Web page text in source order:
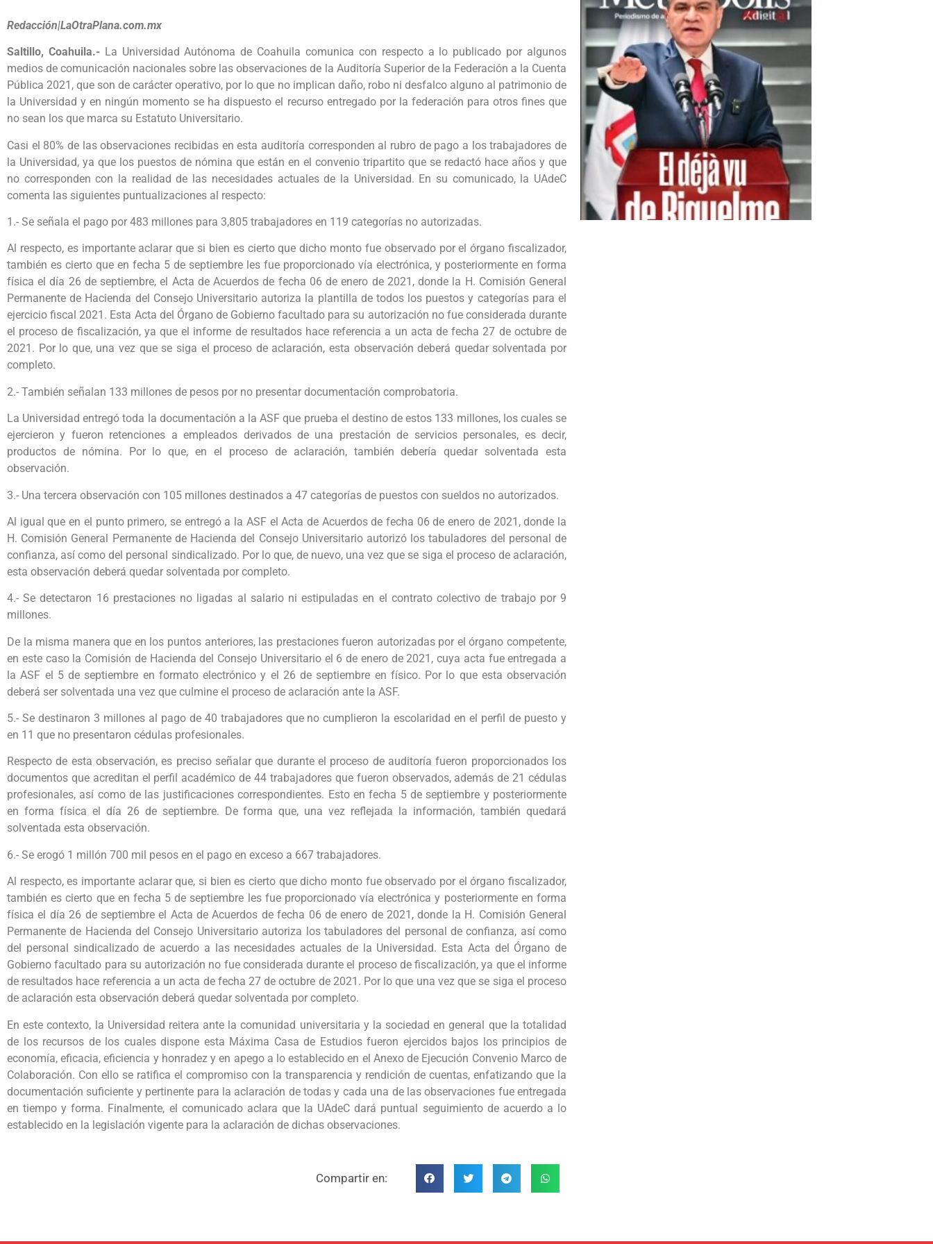
Redacción|LaOtraPlana.com.mx
Saltillo, Coahuila.- La Universidad Autónoma de Coahuila comunica con respecto a lo publicado por algunos
medios de comunicación nacionales sobre las observaciones de la Auditoría Superior de la Federación a la Cuenta
Pública 2021, que son de carácter operativo, por lo que no implican daño, robo ni desfalco alguno al patrimonio de
la Universidad y en ningún momento se ha dispuesto el recurso entregado por la federación para otros fines que
no sean los que marca su Estatuto Universitario.
Casi el 80% de las observaciones recibidas en esta auditoría corresponden al rubro de pago a los trabajadores de
la Universidad, ya que los puestos de nómina que están en el convenio tripartito que se redactó hace años y que
no corresponden con la realidad de las necesidades actuales de la Universidad. En su comunicado, la UAdeC
comenta las siguientes puntualizaciones al respecto:
1.- Se señala el pago por 483 millones para 3,805 trabajadores en 119 categorías no autorizadas.
Al respecto, es importante aclarar que si bien es cierto que dicho monto fue observado por el órgano fiscalizador,
también es cierto que en fecha 5 de septiembre les fue proporcionado vía electrónica, y posteriormente en forma
física el día 26 de septiembre, el Acta de Acuerdos de fecha 06 de enero de 2021, donde la H. Comisión General
Permanente de Hacienda del Consejo Universitario autoriza la plantilla de todos los puestos y categorías para el
ejercicio fiscal 2021. Esta Acta del Órgano de Gobierno facultado para su autorización no fue considerada durante
el proceso de fiscalización, ya que el informe de resultados hace referencia a un acta de fecha 27 de octubre de
2021. Por lo que, una vez que se siga el proceso de aclaración, esta observación deberá quedar solventada por
completo.
2.- También señalan 133 millones de pesos por no presentar documentación comprobatoria.
La Universidad entregó toda la documentación a la ASF que prueba el destino de estos 133 millones, los cuales se
ejercieron y fueron retenciones a empleados derivados de una prestación de servicios personales, es decir,
productos de nómina. Por lo que, en el proceso de aclaración, también debería quedar solventada esta
observación.
3.- Una tercera observación con 105 millones destinados a 47 categorías de puestos con sueldos no autorizados.
Al igual que en el punto primero, se entregó a la ASF el Acta de Acuerdos de fecha 06 de enero de 2021, donde la
H. Comisión General Permanente de Hacienda del Consejo Universitario autorizó los tabuladores del personal de
confianza, así como del personal sindicalizado. Por lo que, de nuevo, una vez que se siga el proceso de aclaración,
esta observación deberá quedar solventada por completo.
4.- Se detectaron 16 prestaciones no ligadas al salario ni estipuladas en el contrato colectivo de trabajo por 9
millones.
De la misma manera que en los puntos anteriores, las prestaciones fueron autorizadas por el órgano competente,
en este caso la Comisión de Hacienda del Consejo Universitario el 6 de enero de 2021, cuya acta fue entregada a
la ASF el 5 de septiembre en formato electrónico y el 26 de septiembre en físico. Por lo que esta observación
deberá ser solventada una vez que culmine el proceso de aclaración ante la ASF.
5.- Se destinaron 3 millones al pago de 40 trabajadores que no cumplieron la escolaridad en el perfil de puesto y
en 11 que no presentaron cédulas profesionales.
Respecto de esta observación, es preciso señalar que durante el proceso de auditoría fueron proporcionados los
documentos que acreditan el perfil académico de 44 trabajadores que fueron observados, además de 21 cédulas
profesionales, así como de las justificaciones correspondientes. Esto en fecha 5 de septiembre y posteriormente
en forma física el día 26 de septiembre. De forma que, una vez reflejada la información, también quedará
solventada esta observación.
6.- Se erogó 1 millón 700 mil pesos en el pago en exceso a 667 trabajadores.
Al respecto, es importante aclarar que, si bien es cierto que dicho monto fue observado por el órgano fiscalizador,
también es cierto que en fecha 5 de septiembre les fue proporcionado vía electrónica y posteriormente en forma
física el día 26 de septiembre el Acta de Acuerdos de fecha 06 de enero de 2021, donde la H. Comisión General
Permanente de Hacienda del Consejo Universitario autoriza los tabuladores del personal de confianza, así como
del personal sindicalizado de acuerdo a las necesidades actuales de la Universidad. Esta Acta del Órgano de
Gobierno facultado para su autorización no fue considerada durante el proceso de fiscalización, ya que el informe
de resultados hace referencia a un acta de fecha 27 de octubre de 2021. Por lo que una vez que se siga el proceso
de aclaración esta observación deberá quedar solventada por completo.
En este contexto, la Universidad reitera ante la comunidad universitaria y la sociedad en general que la totalidad
de los recursos de los cuales dispone esta Máxima Casa de Estudios fueron ejercidos bajos los principios de
economía, eficacia, eficiencia y honradez y en apego a lo establecido en el Anexo de Ejecución Convenio Marco de
Colaboración. Con ello se ratifica el compromiso con la transparencia y rendición de cuentas, enfatizando que la
documentación suficiente y pertinente para la aclaración de todas y cada una de las observaciones fue entregada
en tiempo y forma. Finalmente, el comunicado aclara que la UAdeC dará puntual seguimiento de acuerdo a lo
establecido en la legislación vigente para la aclaración de dichas observaciones.
Compartir en: